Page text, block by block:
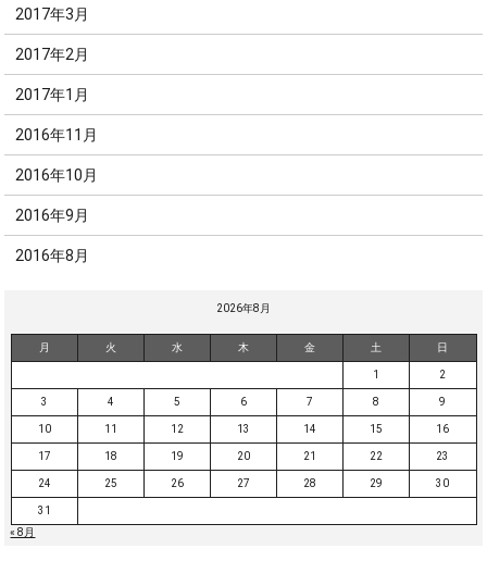
2017年3月
2017年2月
2017年1月
2016年11月
2016年10月
2016年9月
2016年8月
2026年8月
月 火 水 木 金 土 日
1 2
3 4 5 6 7 8 9
10 11 12 13 14 15 16
17 18 19 20 21 22 23
24 25 26 27 28 29 30
31
« 8月